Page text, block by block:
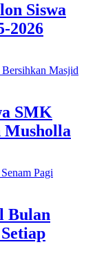
Siswa
2026
SMK
Musholla
Bulan